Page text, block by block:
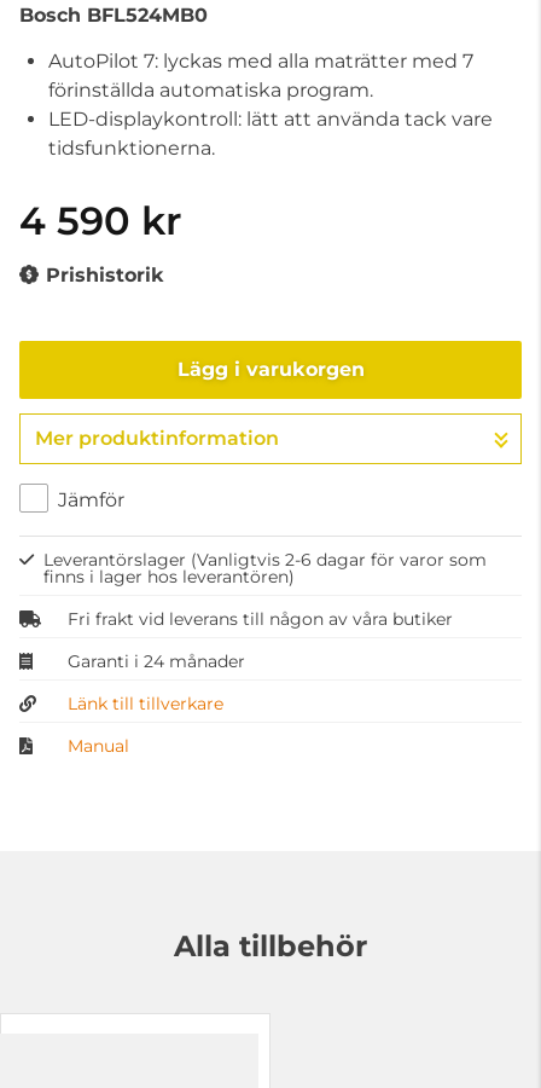
Bosch BFL524MB0
AutoPilot 7: lyckas med alla maträtter med 7
förinställda automatiska program.
LED-displaykontroll: lätt att använda tack vare
tidsfunktionerna.
4 590 kr
Prishistorik
Lägg i varukorgen
Gå till kassan
Mer produktinformation
Jämför
Leverantörslager (Vanligtvis 2-6 dagar för varor som
finns i lager hos leverantören)
Fri frakt vid leverans till någon av våra butiker
Garanti i 24 månader
Länk till tillverkare
Manual
Alla tillbehör